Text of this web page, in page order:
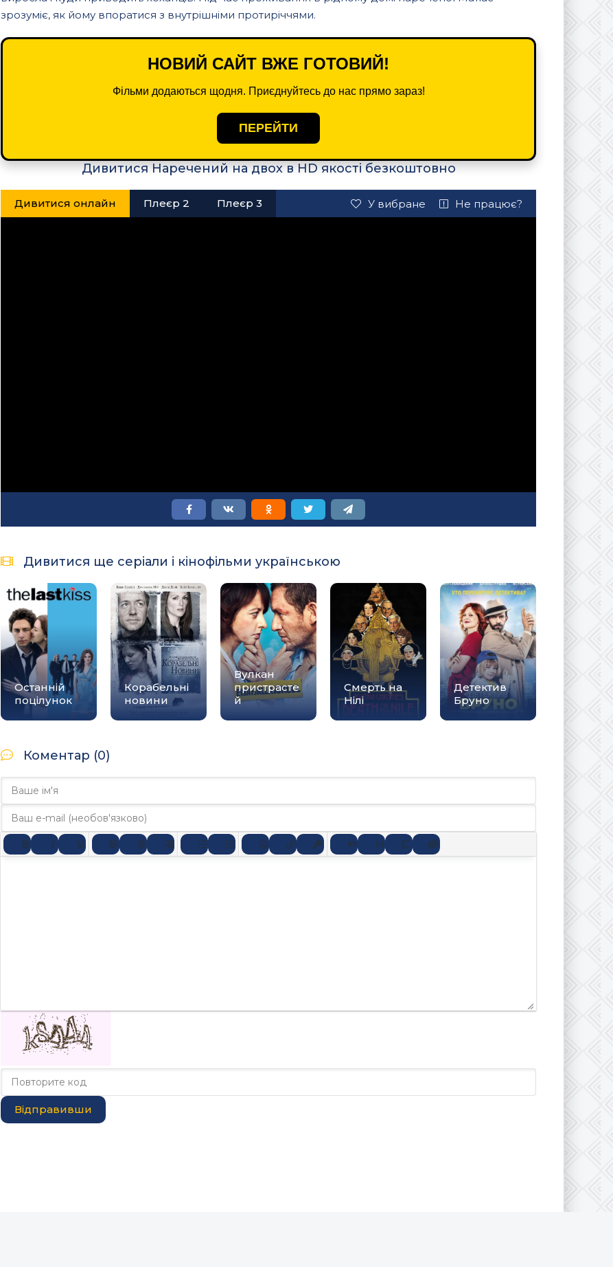
зрозуміє, як йому впоратися з внутрішніми протиріччями.
НОВИЙ САЙТ ВЖЕ ГОТОВИЙ!
Фільми додаються щодня. Приєднуйтесь до нас прямо зараз!
ПЕРЕЙТИ
Дивитися Наречений на двох в HD якості безкоштовно
Дивитися онлайн Плеєр 2 Плеєр 3 У вибране Не працює?
Дивитися ще серіали і кінофільми українською
Останній
поцілунок
Корабельні
новини
Вулкан
пристрасте
й
Смерть на
Нілі
Детектив
Бруно
Коментар (0)
Відправивши